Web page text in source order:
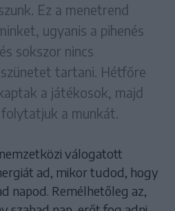
Ez a menetrend
ugyanis a pihenés
sokszor nincs
tartani. Hétfőre
a játékosok, majd
a munkát.
válogatott
ad, mikor tudod, hogy
napod. Remélhetőleg az,